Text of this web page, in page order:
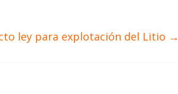
ley para explotación del Litio →